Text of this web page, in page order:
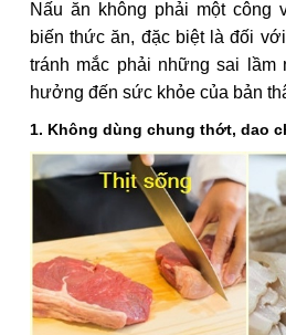
Nấu ăn không phải một công
biến thức ăn, đặc biệt là đối
tránh mắc phải những sai lầm
hưởng đến sức khỏe của bản
1. Không dùng chung thớt, dao